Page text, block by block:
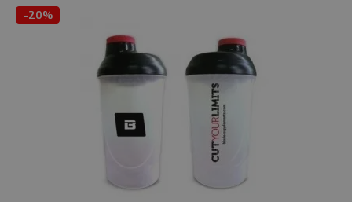
-20%